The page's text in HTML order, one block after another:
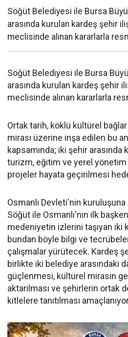
Söğüt Belediyesi ile Bursa
arasında kurulan kardeş şehir
meclisinde alınan kararlarla
Söğüt Belediyesi ile Bursa
arasında kurulan kardeş şehir
meclisinde alınan kararlarla
Ortak tarih, köklü kültürel
mirası üzerine inşa edilen bu
kapsamında; iki şehir arasında
turizm, eğitim ve yerel yönetim
projeler hayata geçirilmesi
Osmanlı Devleti'nin
Söğüt ile Osmanlı'nın ilk
medeniyetin izlerini taşıyan iki
bundan böyle bilgi ve
çalışmalar yürütecek. Kardeş
birlikte iki belediye arasındaki
güçlenmesi, kültürel mirasın
aktarılması ve şehirlerin ortak
kitlelere tanıtılması